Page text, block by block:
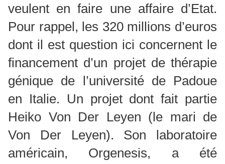
veulent en faire une affaire d’Etat.
Pour rappel, les 320 millions d’euros
dont il est question ici concernent le
financement d’un projet de thérapie
génique de l’université de Padoue
en Italie. Un projet dont fait partie
Heiko Von Der Leyen (le mari de
Von Der Leyen). Son laboratoire
américain, Orgenesis, a été